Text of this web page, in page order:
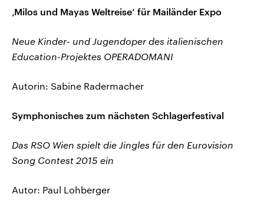
‚Milos und Mayas Weltreise‘ für Mailänder Expo
Neue Kinder- und Jugendoper des italienischen
Education-Projektes OPERADOMANI
Autorin: Sabine Radermacher
Symphonisches zum nächsten Schlagerfestival
Das RSO Wien spielt die Jingles für den Eurovision
Song Contest 2015 ein
Autor: Paul Lohberger